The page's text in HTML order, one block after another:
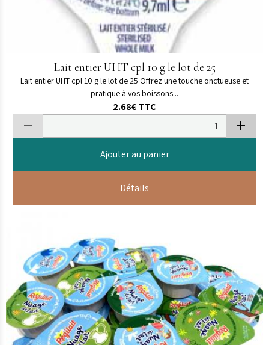
Lait entier UHT cpl 10 g le lot de 25
Lait entier UHT cpl 10 g le lot de 25 Offrez une touche onctueuse et
pratique à vos boissons...
2.68€TTC
Ajouter au panier
Détails